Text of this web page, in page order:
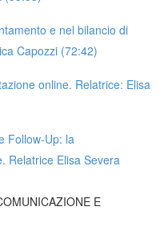
e nel bilancio di
Capozzi (72:42)
online. Relatrice: Elisa
Follow-Up: la
Relatrice Elisa Severa
E